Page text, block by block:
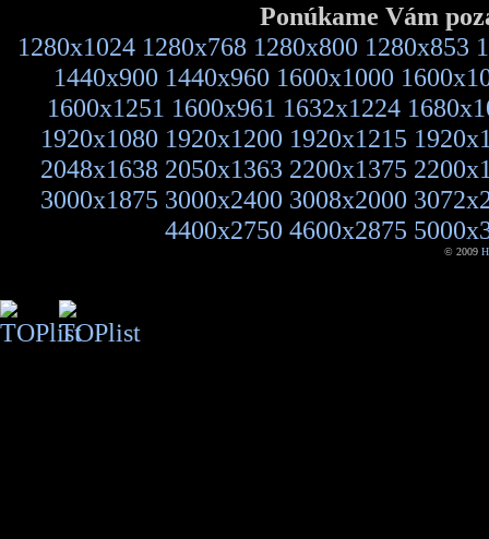
Ponúkame Vám
1280x1024 1280x768 1280x800 1280x853
1440x900 1440x960 1600x1000
1600x1251 1600x961 1632x1224
1920x1080 1920x1200 1920x1215
2048x1638 2050x1363 2200x1375
3000x1875 3000x2400 3008x2000
4400x2750 4600x2875
© 2009